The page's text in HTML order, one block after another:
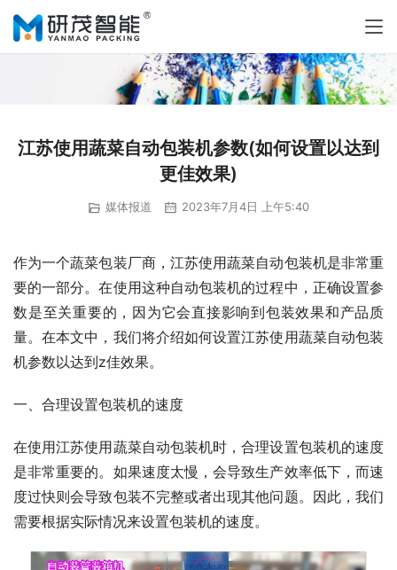
江苏使用蔬菜自动包装机参数(如何设置以达到
更佳效果)
媒体报道 2023年7月4日 上午5:40
作为一个蔬菜包装厂商，江苏使用蔬菜自动包装机是非常重
要的一部分。在使用这种自动包装机的过程中，正确设置参
数是至关重要的，因为它会直接影响到包装效果和产品质
量。在本文中，我们将介绍如何设置江苏使用蔬菜自动包装
机参数以达到z佳效果。
一、合理设置包装机的速度
在使用江苏使用蔬菜自动包装机时，合理设置包装机的速度
是非常重要的。如果速度太慢，会导致生产效率低下，而速
度过快则会导致包装不完整或者出现其他问题。因此，我们
需要根据实际情况来设置包装机的速度。